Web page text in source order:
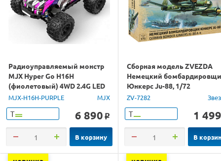
Радиоуправляемый монстр
MJX Hyper Go H16H
(фиолетовый) 4WD 2.4G LED
GPS 1/16 RTR
MJX-H16H-PURPLE MJX
Т 6 890 o
В корзину
Сборная модель ZVEZDA
Немецкий
Юнкерс Ju-88, 1/72
ZV-7282
Т 1 499
В